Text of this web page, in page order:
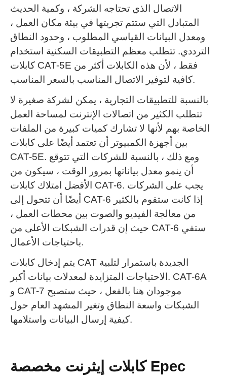
الاتصال الذي تحتاجه الشركة ، وكمية الحديث
المتبادل التي ستتم تجربتها في بيئة مكان العمل ،
ومعدل البيانات القياسي المطلوب ، وحدود النطاق
الترددي. تتطلب معظم التطبيقات السكنية استخدام
كابلات CAT-5E فقط ، لأن هذه الكابلات أكثر من
كافية لتوفير الاتصال المناسب بالسعر المناسب.
بالنسبة للتطبيقات التجارية ، يمكن لشركة صغيرة لا
تتطلب الكثير من اتصالات الإنترنت لمساحة العمل
الخاصة بهم لأنها لا تشارك كميات كبيرة من الملفات
بين أجهزة الكمبيوتر أن تعتمد أيضًا على كابلات
CAT-5E. ومع ذلك ، بالنسبة للشركات التي تتوقع
أن ينمو معدل بياناتها بمرور الوقت ، سيكون من
الأفضل امتلاك كابلات CAT-6. يجب على الشركات
أيضًا أن تتحول إلى CAT-6 إذا كانت ستقوم بالكثير
من معالجة الفيديو والصوت بين محطات العمل ،
حيث إن قدرات الشبكات الأعلى من CAT-6 ستفي
باحتياجات الأعمال.
يتم إدخال كابلات CAT الجديدة باستمرار لتلبية
الاحتياجات المتزايدة لمعدلات بيانات أكبر. CAT-6A
و CAT-7 موجودان هنا بالفعل ، حيث ستصبح
الشبكات واسعة النطاق وتغير المشهد العام حول
كيفية إرسال البيانات واستلامها.
كابلات إيثرنت مخصصة Epec